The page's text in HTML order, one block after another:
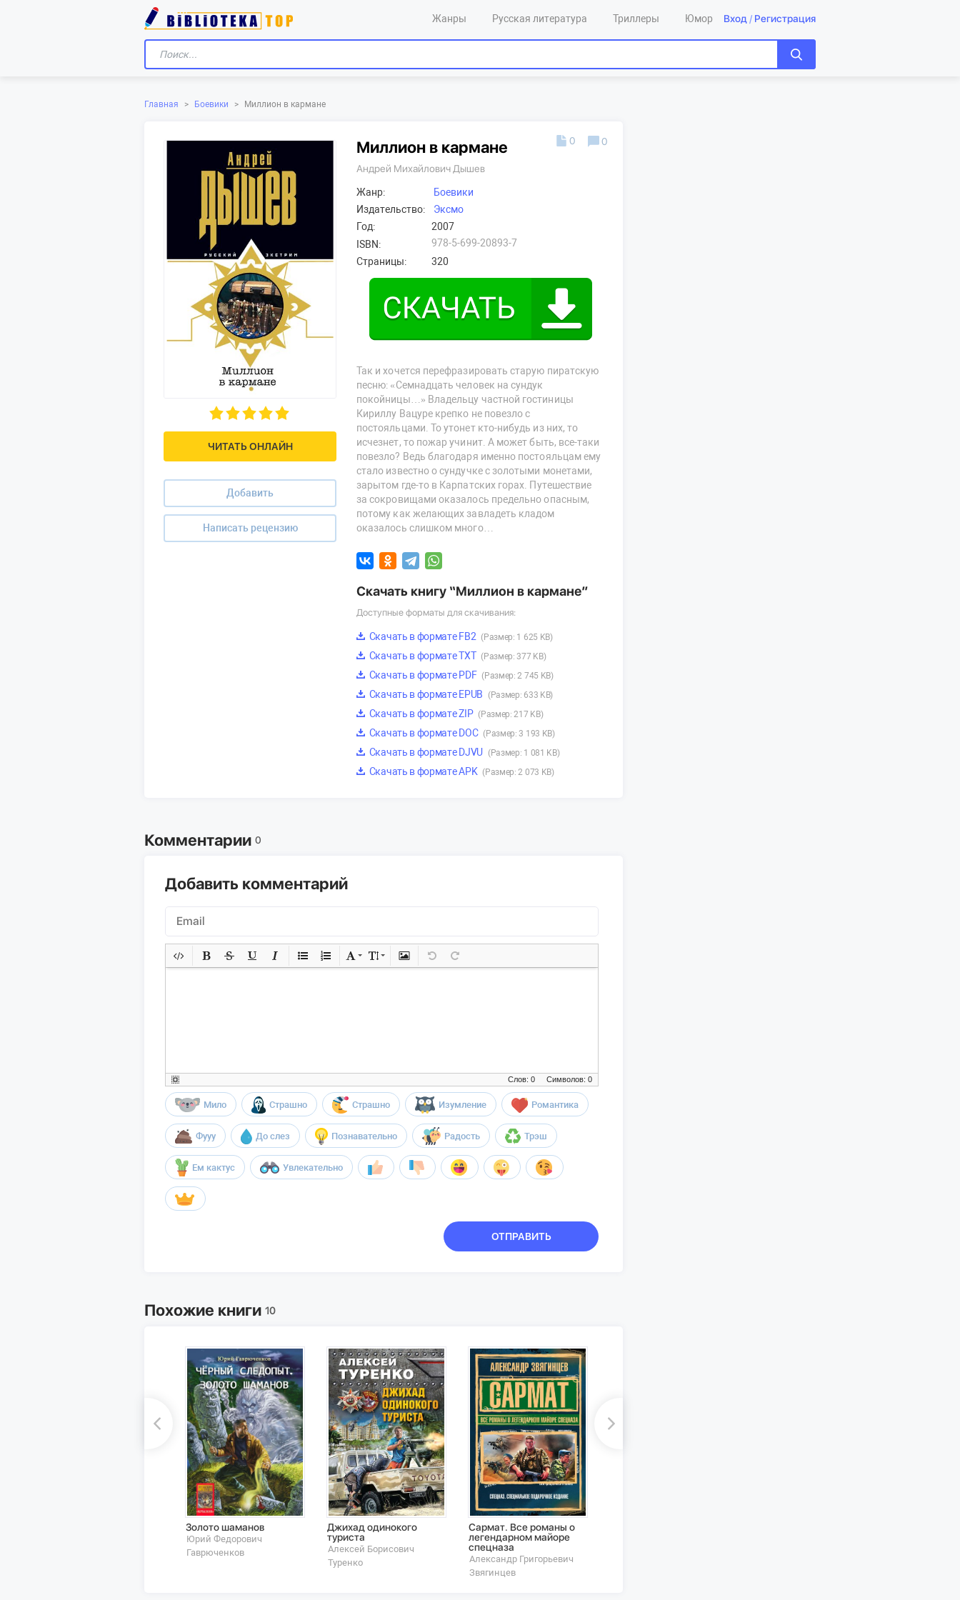
Жанры Русская литература Триллеры Юмор Вход / Регистрация
Главная > Боевики > Миллион в кармане
ЧИТАТЬ ОНЛАЙН
Добавить
Написать рецензию
Миллион в кармане
Андрей Михайлович Дышев
Жанр:
Боевики
Издательство:
Эксмо
Год:
2007
ISBN:
978-5-699-20893-7
Страницы:
320
Так и хочется перефразировать старую пиратскую
песню: «Семнадцать человек на сундук
покойницы…» Владельцу частной гостиницы
Кириллу Вацуре крепко не повезло с
постояльцами. То утонет кто-нибудь из них, то
исчезнет, то пожар учинит. А может быть, все-таки
повезло? Ведь благодаря именно постояльцам ему
стало известно о сундучке с золотыми монетами,
зарытом где-то в Карпатских горах. Путешествие
за сокровищами оказалось предельно опасным,
потому как желающих завладеть кладом
оказалось слишком много…
0 0
Скачать книгу “Миллион в кармане”
Доступные форматы для скачивания:
Скачать в формате FB2 (Размер: 1 625 KB)
Скачать в формате TXT (Размер: 377 KB)
Скачать в формате PDF (Размер: 2 745 KB)
Скачать в формате EPUB (Размер: 633 KB)
Скачать в формате ZIP (Размер: 217 KB)
Скачать в формате DOC (Размер: 3 193 KB)
Скачать в формате DJVU (Размер: 1 081 KB)
Скачать в формате APK (Размер: 2 073 KB)
Комментарии 0
Добавить комментарий
Символов: 0
Слов: 0
Мило Страшно Страшно Изумление Романтика
Фууу До слез Познавательно Радость Трэш
Ем кактус Увлекательно
ОТПРАВИТЬ
Похожие книги 10
Золото шаманов
Юрий Федорович
Гаврюченков
Джихад одинокого
туриста
Алексей Борисович
Туренко
Сармат. Все романы о
легендарном майоре
спецназа
Александр Григорьевич
Звягинцев